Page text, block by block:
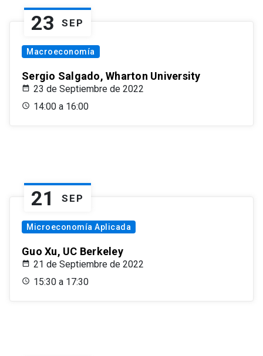
23 SEP
Macroeconomía
Sergio Salgado, Wharton University
23 de Septiembre de 2022
14:00 a 16:00
21 SEP
Microeconomía Aplicada
Guo Xu, UC Berkeley
21 de Septiembre de 2022
15:30 a 17:30